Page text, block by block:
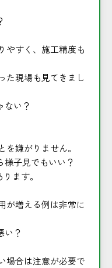
やすく、施工精度も
た現場も見てきまし
ない？
嫌がりません。
子見でもいい？
ます。
が増える例は非常に
い？
場合は注意が必要で